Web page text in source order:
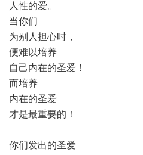
人性的爱。
当你们
为别人担心时，
便难以培养
自己内在的圣爱！
而培养
内在的圣爱
才是最重要的！
你们发出的圣爱